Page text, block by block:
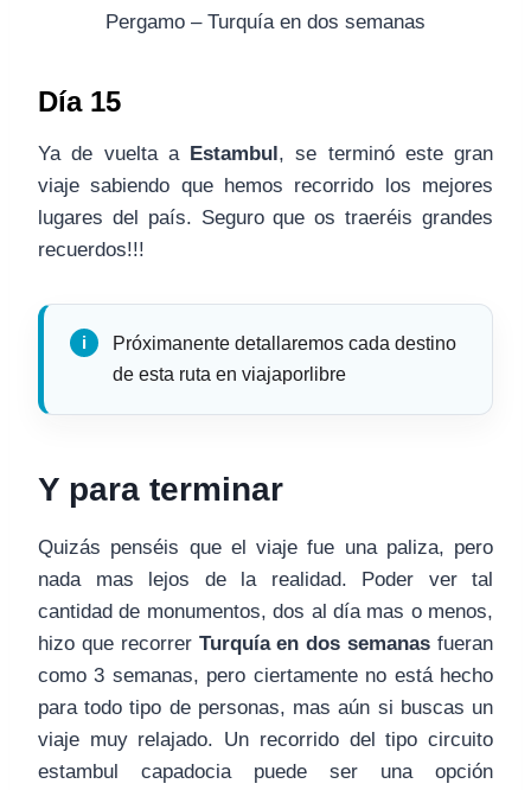
Pergamo – Turquía en dos semanas
Día 15
Ya de vuelta a Estambul, se terminó este gran
viaje sabiendo que hemos recorrido los mejores
lugares del país. Seguro que os traeréis grandes
recuerdos!!!
Próximanente detallaremos cada destino
de esta ruta en viajaporlibre
Y para terminar
Quizás penséis que el viaje fue una paliza, pero
nada mas lejos de la realidad. Poder ver tal
cantidad de monumentos, dos al día mas o menos,
hizo que recorrer Turquía en dos semanas fueran
como 3 semanas, pero ciertamente no está hecho
para todo tipo de personas, mas aún si buscas un
viaje muy relajado. Un recorrido del tipo circuito
estambul capadocia puede ser una opción